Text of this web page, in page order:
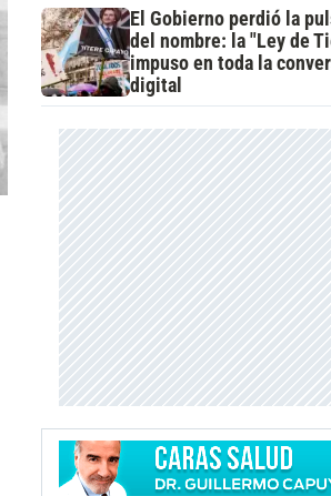
El Gobierno perdió la
del nombre: la "Ley de
impuso en toda la
digital